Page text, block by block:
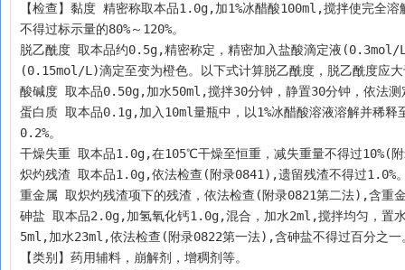
【检查】黏度 精密称取本品1.0g,加1%冰醋酸100ml,搅拌使完全
不得过标示量的80%～120%。
脱乙酰度 取本品约0.5g,精密称定，精密加入盐酸滴定液(0.3mol/
(0.15mol/L)滴定至变为橙色。以下式计算脱乙酰度，脱乙酰度应大
酸碱度 取本品0.50g,加水50ml,搅拌30分钟，静置30分钟，依法
蛋白质 取本品0.1g,加入10ml量瓶中，以1%冰醋酸溶液溶解并稀
0.2%。
干燥失重 取本品1.0g,在105℃干燥至恒重，减失重量不得过10%(
炽灼残渣 取本品1.0g,依法检查(附录0841),遗留残渣不得过1.0%
重金属 取炽灼残渣项下的残渣，依法检查(附录0821第二法),含重
砷盐 取本品2.0g,加氢氧化钙1.0g,混合，加水2ml,搅拌均匀，置
5ml,加水23ml,依法检查(附录0822第一法),含砷盐不得过百分之一
【类别】药用辅料，崩解剂，增稠剂等。